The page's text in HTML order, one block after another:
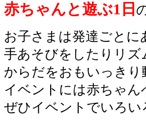
赤ちゃんと遊ぶ1日
お子さまは発達ごと
手あそびをしたりリ
からだをおもいっき
イベントには赤ちゃ
ぜひイベントでいろ